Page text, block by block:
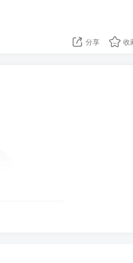
300公里。俄方回应：错误决
分享 收